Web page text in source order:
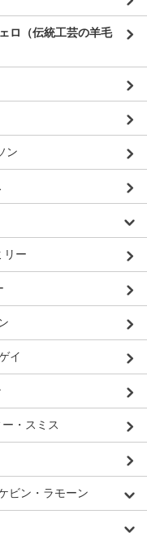
ロ（伝統工芸の羊毛
ン
リー
イ
・スミス
ビン・ラモーン